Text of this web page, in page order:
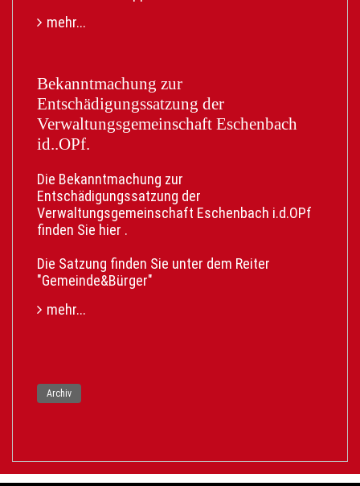
Funktion (eID).
• Die AusweisApp auf Ihrem Smartphone.
Gerne weitersagen:
Teilen Sie diesen Beitrag aktiv mit Freunden,
Familie und neuen Nachbarn. Helfen Sie mit,
dass möglichst viele von diesem neuen Service
erfahren und ihn fleißig nutzen!
direkt aus. Der Link hierfür ist
https://serviceportal.gemeinsamonline.de/Onlin
edienste/Service/Entry/EWA
mehr...
Bekanntmachung zur
Entschädigungssatzung der
Verwaltungsgemeinschaft Eschenbach
id..OPf.
Die Bekanntmachung zur
Entschädigungssatzung der
Verwaltungsgemeinschaft Eschenbach i.d.OPf
finden Sie hier .
Die Satzung finden Sie unter dem Reiter
"Gemeinde&Bürger"
mehr...
Archiv